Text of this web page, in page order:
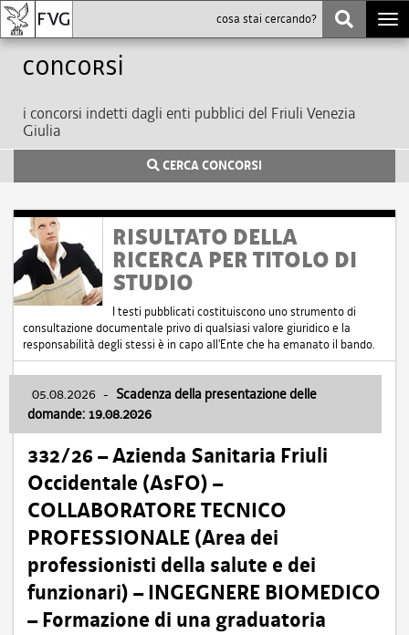
Concorsi
i concorsi indetti dagli enti pubblici del Friuli Venezia
Giulia
CERCA CONCORSI
RISULTATO DELLA
RICERCA PER TITOLO DI
STUDIO
I testi pubblicati costituiscono uno strumento di
consultazione documentale privo di qualsiasi valore giuridico e la
responsabilità degli stessi è in capo all'Ente che ha emanato il bando.
05.08.2026 - Scadenza della presentazione delle
domande: 19.08.2026
332/26 – Azienda Sanitaria Friuli
Occidentale (AsFO) –
COLLABORATORE TECNICO
PROFESSIONALE (Area dei
professionisti della salute e dei
funzionari) – INGEGNERE BIOMEDICO
– Formazione di una graduatoria